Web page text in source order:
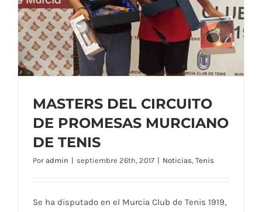
MASTERS DEL CIRCUITO
DE PROMESAS MURCIANO
DE TENIS
Por admin | septiembre 26th, 2017 | Noticias, Tenis
Se ha disputado en el Murcia Club de Tenis 1919,